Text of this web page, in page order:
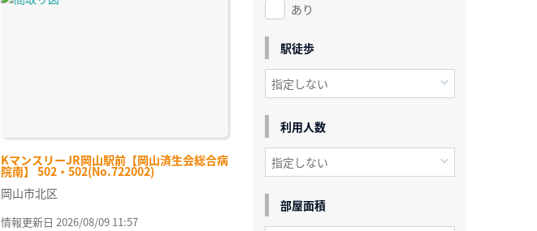
KマンスリーJR岡山駅前【岡山済生会総合病
院南】 502・502(No.722002)
岡山市北区
情報更新日 2026/08/09 11:57
あり
駅徒歩
利用人数
部屋面積